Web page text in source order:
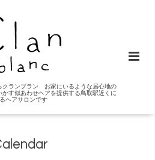
クランブラン お家にいるような居心地の
す似あわせヘアを提供する鳥取駅近くに
ヘアサロンです